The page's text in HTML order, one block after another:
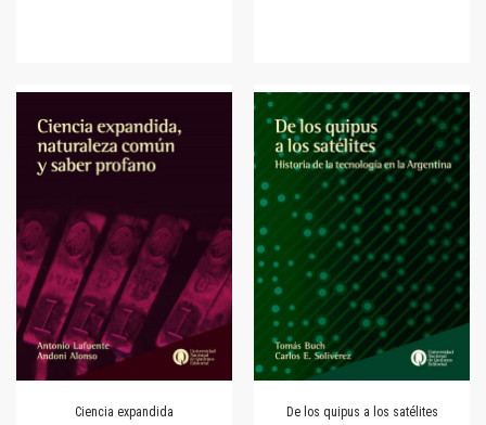
Ciencia expandida
De los quipus a los satélites